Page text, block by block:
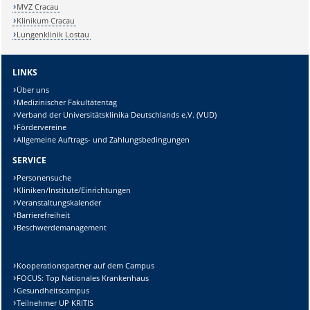
MVZ Cracau
Klinikum Cracau
Lungenklinik Lostau
LINKS
Über uns
Medizinischer Fakultätentag
Verband der Universitätsklinika Deutschlands e.V. (VUD)
Fördervereine
Allgemeine Auftrags- und Zahlungsbedingungen
SERVICE
Personensuche
Kliniken/Institute/Einrichtungen
Veranstaltungskalender
Barrierefreiheit
Beschwerdemanagement
Kooperationspartner auf dem Campus
FOCUS: Top Nationales Krankenhaus
Gesundheitscampus
Teilnehmer UP KRITIS